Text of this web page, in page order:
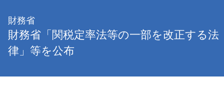
財務省
財務省「関税定率法等の一部を改正する法
律」等を公布